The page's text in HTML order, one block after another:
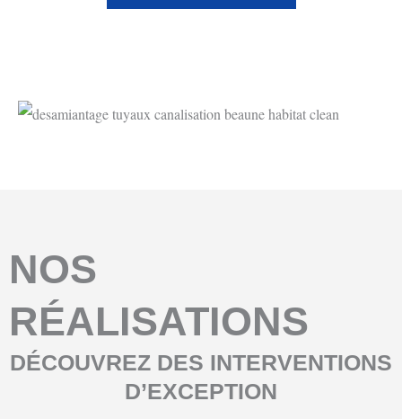
NOS
RÉALISATIONS
DÉCOUVREZ DES INTERVENTIONS
D’EXCEPTION